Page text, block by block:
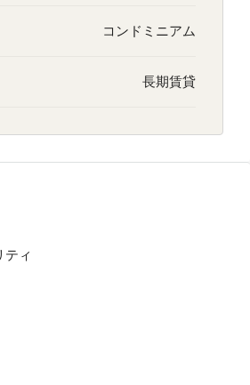
コンドミニアム
長期賃貸
ティ